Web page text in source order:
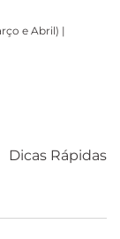
e Abril) |
Dicas Rápidas
diários
cabelos